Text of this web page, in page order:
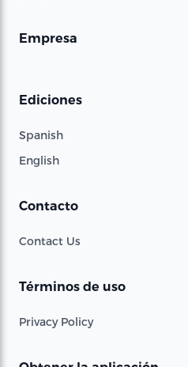
Empresa
Ediciones
Spanish
English
Contacto
Contact Us
Términos de uso
Privacy Policy